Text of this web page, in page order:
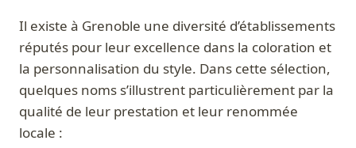
Il existe à Grenoble une diversité d’établissements
réputés pour leur excellence dans la coloration et
la personnalisation du style. Dans cette sélection,
quelques noms s’illustrent particulièrement par la
qualité de leur prestation et leur renommée
locale :